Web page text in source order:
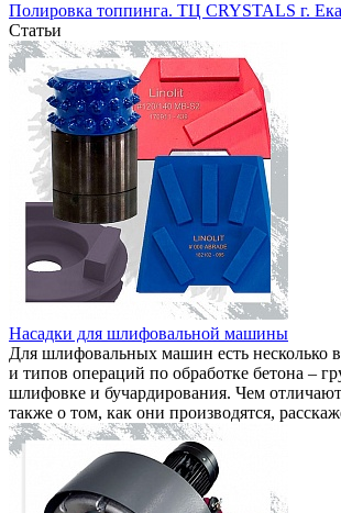
Полировка топпинга. ТЦ CRYSTALS г.
Статьи
Насадки для шлифовальной машины
Для шлифовальных машин есть несколько
и типов операций по обработке бетона –
шлифовке и бучардирования. Чем
также о том, как они производятся,